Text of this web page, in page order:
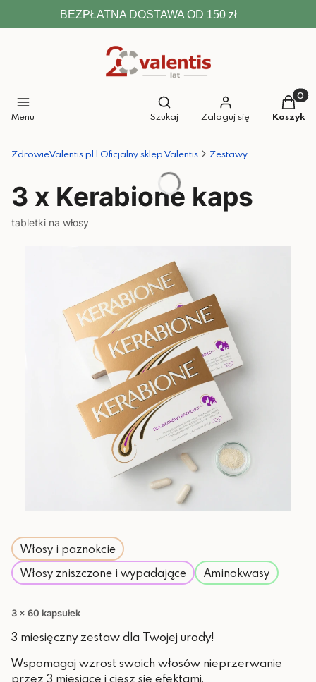
BEZPŁATNA DOSTAWA OD 150 zł
Menu
Otwórz wyszukiwarkę
Szukaj Zaloguj się Koszyk
ZdrowieValentis.pl | Oficjalny sklep Valentis Zestawy
3 x Kerabione kaps
tabletki na włosy
Włosy i paznokcie
Włosy zniszczone i wypadające
Aminokwasy
3 x 60 kapsułek
3 miesięczny zestaw dla Twojej urody!
Wspomagaj wzrost swoich włosów nieprzerwanie
przez 3 miesiące i ciesz się efektami.